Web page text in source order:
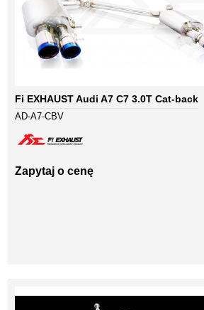
Fi EXHAUST Audi A7 C7 3.0T Cat-back
AD-A7-CBV
Zapytaj o cenę